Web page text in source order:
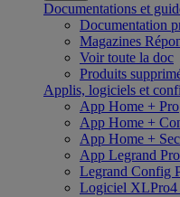
Documentations et
Documentation
Magazines
Voir toute la doc
Produits
Applis, logiciels et
App Home + Pro
App Home +
App Home +
App Legrand Pro
Legrand Config
Logiciel XLPro4